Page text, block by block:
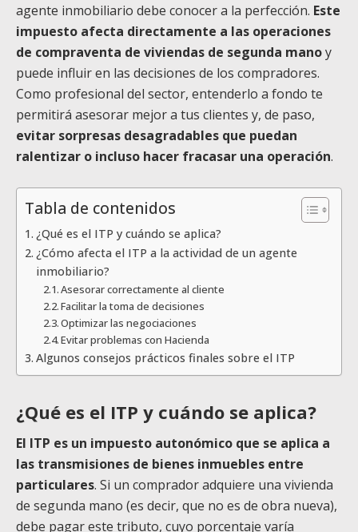
agente inmobiliario debe conocer a la perfección. Este
impuesto afecta directamente a las operaciones
de compraventa de viviendas de segunda manoy
puede influir en las decisiones de los compradores.
Como profesional del sector, entenderlo a fondo te
permitirá asesorar mejor a tus clientes y, de paso,
evitar sorpresas desagradables que puedan
ralentizar o incluso hacer fracasar una operación.
Tabla de contenidos
¿Qué es el ITP y cuándo se aplica?
¿Cómo afecta el ITP a la actividad de un agente
inmobiliario?
Asesorar correctamente al cliente
Facilitar la toma de decisiones
Optimizar las negociaciones
Evitar problemas con Hacienda
Algunos consejos prácticos finales sobre el ITP
¿Qué es el ITP y cuándo se aplica?
El ITP es un impuesto autonómico que se aplica a
las transmisiones de bienes inmuebles entre
particulares. Si un comprador adquiere una vivienda
de segunda mano (es decir, que no es de obra nueva),
debe pagar este tributo, cuyo porcentaje varía